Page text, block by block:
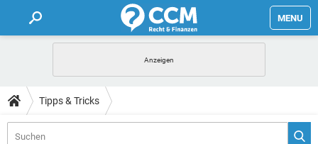
MENU
FORUM
TIPPS
Tipps & Tricks